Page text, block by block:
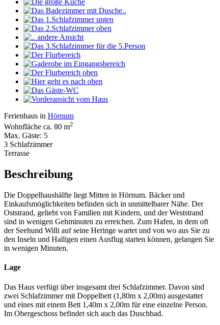
Ferienhaus in Hörnum
Wohnfläche ca. 80 m2
Max. Gäste: 5
3 Schlafzimmer
Terrasse
Beschreibung
Die Doppelhaushälfte liegt Mitten in Hörnum. Bäcker und
Einkaufsmöglichkeiten befinden sich in unmittelbarer Nähe. Der
Oststrand, geliebt von Familien mit Kindern, und der Weststrand
sind in wenigen Gehminuten zu erreichen. Zum Hafen, in dem oft
der Seehund Willi auf seine Heringe wartet und von wo aus Sie zu
den Inseln und Halligen einen Ausflug starten können, gelangen Sie
in wenigen Minuten.
Lage
Das Haus verfügt über insgesamt drei Schlafzimmer. Davon sind
zwei Schlafzimmer mit Doppelbett (1,80m x 2,00m) ausgestattet
und eines mit einem Bett 1,40m x 2,00m für eine einzelne Person.
Im Obergeschoss befindet sich auch das Duschbad.